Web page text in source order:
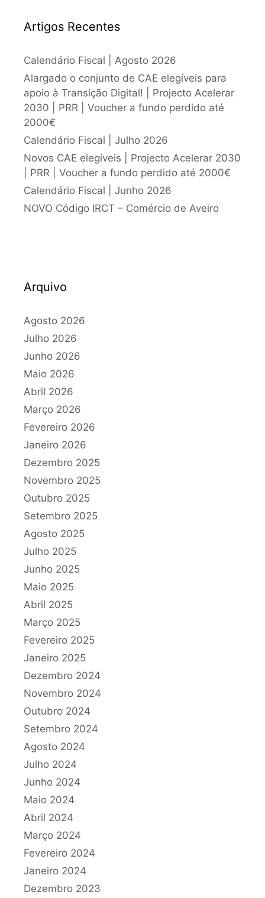
Artigos Recentes
Calendário Fiscal | Agosto 2026
Alargado o conjunto de CAE elegíveis para
apoio à Transição Digital! | Projecto Acelerar
2030 | PRR | Voucher a fundo perdido até
2000€
Calendário Fiscal | Julho 2026
Novos CAE elegíveis | Projecto Acelerar 2030
| PRR | Voucher a fundo perdido até 2000€
Calendário Fiscal | Junho 2026
NOVO Código IRCT – Comércio de Aveiro
Arquivo
Agosto 2026
Julho 2026
Junho 2026
Maio 2026
Abril 2026
Março 2026
Fevereiro 2026
Janeiro 2026
Dezembro 2025
Novembro 2025
Outubro 2025
Setembro 2025
Agosto 2025
Julho 2025
Junho 2025
Maio 2025
Abril 2025
Março 2025
Fevereiro 2025
Janeiro 2025
Dezembro 2024
Novembro 2024
Outubro 2024
Setembro 2024
Agosto 2024
Julho 2024
Junho 2024
Maio 2024
Abril 2024
Março 2024
Fevereiro 2024
Janeiro 2024
Dezembro 2023